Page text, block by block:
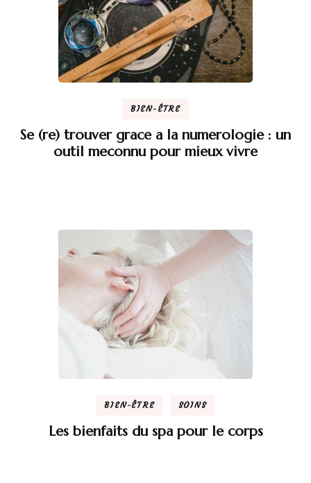
BIEN-ÊTRE
Se (re) trouver grace a la numerologie : un
outil meconnu pour mieux vivre
BIEN-ÊTRE SOINS
Les bienfaits du spa pour le corps